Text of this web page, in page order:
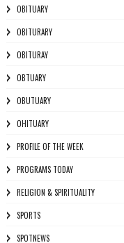
OBITUARY
OBITURARY
OBITURAY
OBTUARY
OBUTUARY
OHITUARY
PROFILE OF THE WEEK
PROGRAMS TODAY
RELIGION & SPIRITUALITY
SPORTS
SPOTNEWS